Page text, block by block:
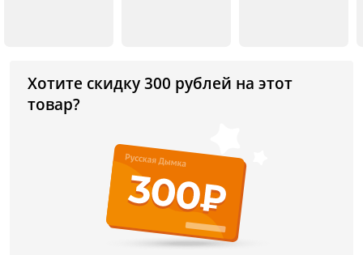
Хотите скидку 300 рублей на этот
товар?